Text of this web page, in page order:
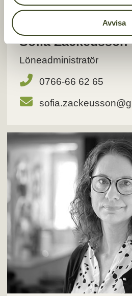
Avvisa
Sofia Zackeusson
Löneadministratör
0766-66 62 65